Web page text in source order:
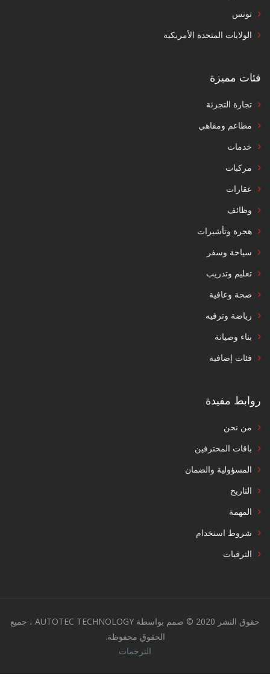
تونس
الولايات المتحدة الأمريكية
فئات مميزة
تجارة التجزئة
مطاعم ومقاهي
خدمات
مركبات
عقارات
وظائف
هجرة وتأشيرات
سياحة وسفر
تعليم وتدريب
صحة وعافية
رياضة وترفيه
بناء وصيانة
فئات إضافية
روابط مفيدة
من نحن
باقات المحترفين
المسؤولية والضمان
التاريخ
المهمة
شروط استخدام
الترقيات
حقوق النشر 2020 © صمم بواسطة AUTOTEC TECHNOLOGY ، جميع
الحقوق محفوظة.
الترجمات